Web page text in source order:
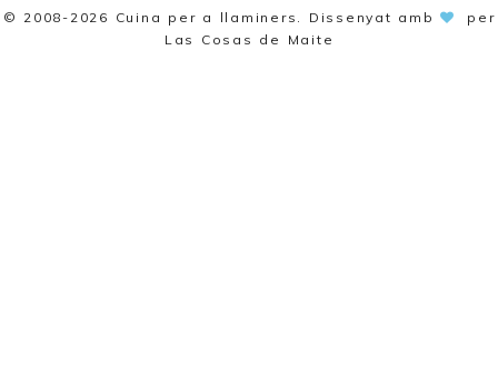
© 2008-2026 Cuina per a llaminers . Dissenyat amb
per
Las Cosas de Maite